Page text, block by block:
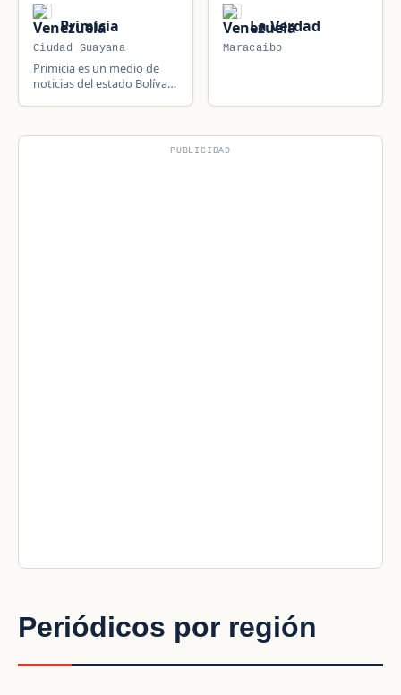
Primicia
Ciudad Guayana
Primicia es un medio de
noticias del estado Bolívar,
La Verdad
Maracaibo
PUBLICIDAD
Periódicos por región